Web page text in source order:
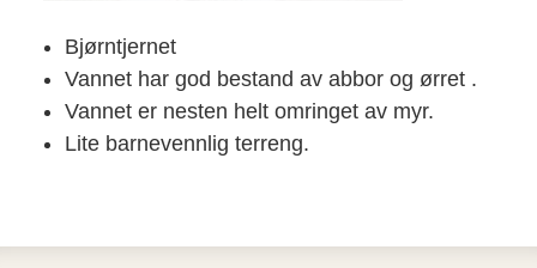
Bjørntjernet
Vannet har god bestand av abbor og ørret .
Vannet er nesten helt omringet av myr.
Lite barnevennlig terreng.